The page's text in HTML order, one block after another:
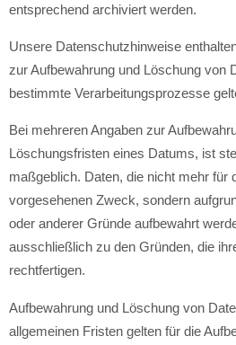
entsprechend archiviert werden.
Unsere Datenschutzhinweise
zur Aufbewahrung und Löschung von
bestimmte Verarbeitungsprozesse
Bei mehreren Angaben zur
Löschungsfristen eines Datums, ist
maßgeblich. Daten, die nicht mehr für
vorgesehenen Zweck, sondern
oder anderer Gründe aufbewahrt
ausschließlich zu den Gründen, die
rechtfertigen.
Aufbewahrung und Löschung von
allgemeinen Fristen gelten für die